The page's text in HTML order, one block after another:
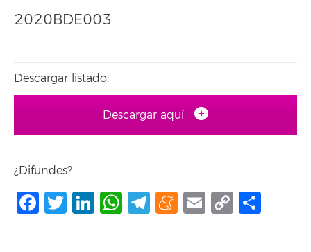
2020BDE003
Descargar listado:
Descargar aquí
¿Difundes?
Facebook
Twitter
LinkedIn
WhatsApp
Telegram
Meneame
Email
Copy